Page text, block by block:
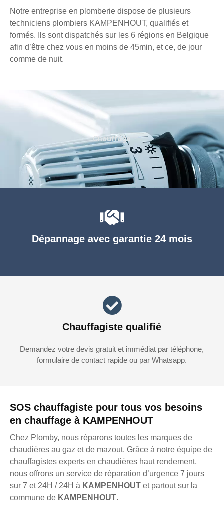
Notre entreprise en plomberie dispose de plusieurs
techniciens plombiers KAMPENHOUT, qualifiés et
formés. Ils sont dispatchés sur les 6 régions en Belgique
afin d’être chez vous en moins de 45min, et ce, de jour
comme de nuit.
SOS chauffagiste pour tous vos besoins
en chauffage à KAMPENHOUT
Chez Plomby, nous réparons toutes les marques de
chaudières au gaz et de mazout. Grâce à notre équipe de
chauffagistes experts en chaudières haut rendement,
nous offrons un service de réparation d’urgence 7 jours
sur 7 et 24H / 24H à KAMPENHOUT et partout sur la
commune de KAMPENHOUT.
Dépannage avec garantie 24 mois
Chauffagiste qualifié
Demandez votre devis gratuit et immédiat par téléphone,
formulaire de contact rapide ou par Whatsapp.
Chauffage